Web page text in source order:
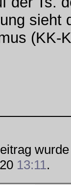
sieht
(KK-
13:11.